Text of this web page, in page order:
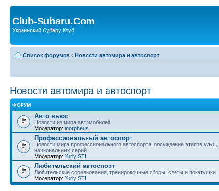
Club-Subaru.Com
Украинский Субару Клуб
Список форумов ‹ Новости автомира и автоспорт
Новости автомира и автоспорт
ФОРУМ
Авто ньюс
Новости из мира автомобилей
Модератор: morpheus
Профессиональный автоспорт
Новости мира профессионального автоспорта, обсуждение этапов
национальных серий
Модератор: Yuriy STI
Любительский автоспорт
Любительские соревнования, тренировочные сборы, слеты и покатушки
Модератор: Yuriy STI